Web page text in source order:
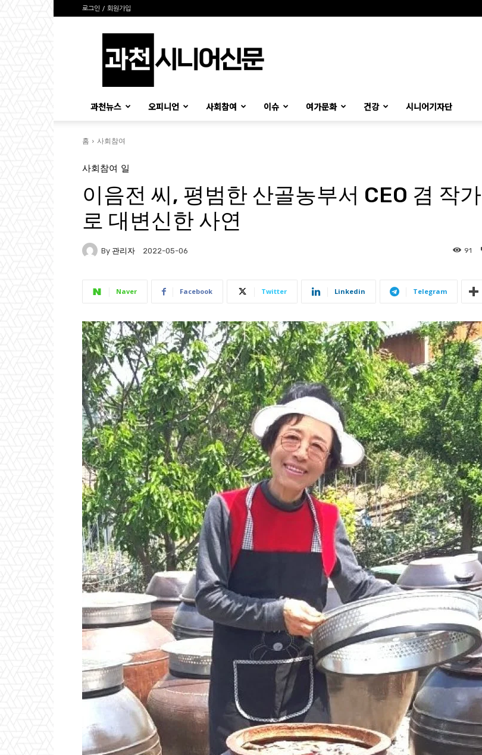
로그인 / 회원가입
시
과천뉴스 오피니언 사회참여 이슈 여가문화 건강 시니어기자단
홈 사회참여
사회참여 일
이음전 씨, 평범한 산골농부서 CEO 겸 작가
로 대변신한 사연
By 관리자 2022-05-06 91
Naver Facebook Twitter Linkedin Telegram